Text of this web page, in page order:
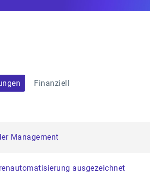
Finanziell
Management
ausgezeichnet